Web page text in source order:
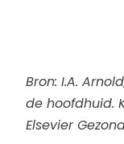
Bron: I.A.
de hoofdhuid.
Elsevier